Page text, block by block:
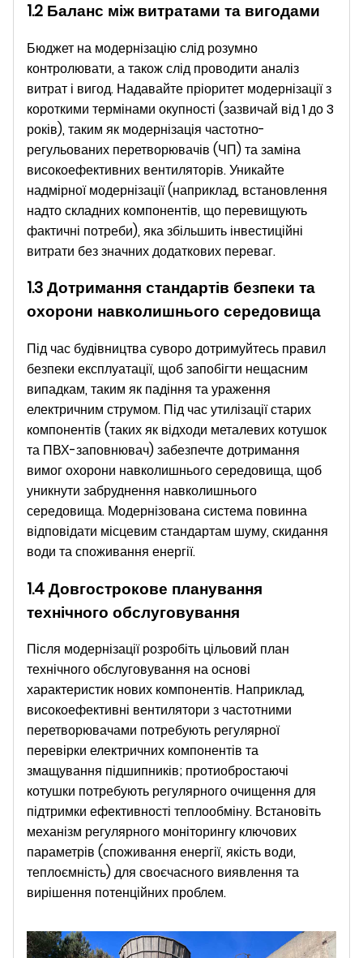
1.2 Баланс між витратами та вигодами
Бюджет на модернізацію слід розумно
контролювати, а також слід проводити аналіз
витрат і вигод. Надавайте пріоритет модернізації з
короткими термінами окупності (зазвичай від 1 до 3
років), таким як модернізація частотно-
регульованих перетворювачів (ЧП) та заміна
високоефективних вентиляторів. Уникайте
надмірної модернізації (наприклад, встановлення
надто складних компонентів, що перевищують
фактичні потреби), яка збільшить інвестиційні
витрати без значних додаткових переваг.
1.3 Дотримання стандартів безпеки та
охорони навколишнього середовища
Під час будівництва суворо дотримуйтесь правил
безпеки експлуатації, щоб запобігти нещасним
випадкам, таким як падіння та ураження
електричним струмом. Під час утилізації старих
компонентів (таких як відходи металевих котушок
та ПВХ-заповнювач) забезпечте дотримання
вимог охорони навколишнього середовища, щоб
уникнути забруднення навколишнього
середовища. Модернізована система повинна
відповідати місцевим стандартам шуму, скидання
води та споживання енергії.
1.4 Довгострокове планування
технічного обслуговування
Після модернізації розробіть цільовий план
технічного обслуговування на основі
характеристик нових компонентів. Наприклад,
високоефективні вентилятори з частотними
перетворювачами потребують регулярної
перевірки електричних компонентів та
змащування підшипників; протиобростаючі
котушки потребують регулярного очищення для
підтримки ефективності теплообміну. ​​Встановіть
механізм регулярного моніторингу ключових
параметрів (споживання енергії, якість води,
теплоємність) для своєчасного виявлення та
вирішення потенційних проблем.